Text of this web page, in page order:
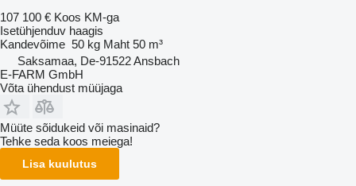
107 100 € Koos KM-ga
Isetühjenduv haagis
Kandevõime 50 kg Maht 50 m³
Saksamaa, De-91522 Ansbach
E-FARM GmbH
Võta ühendust müüjaga
Müüte sõidukeid või masinaid?
Tehke seda koos meiega!
Lisa kuulutus